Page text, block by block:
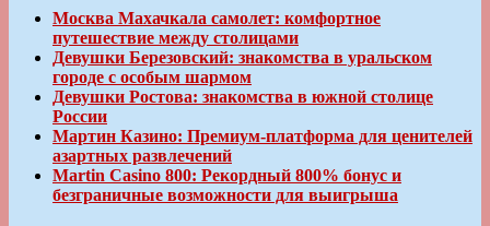
Москва Махачкала самолет: комфортное
путешествие между столицами
Девушки Березовский: знакомства в уральском
городе с особым шармом
Девушки Ростова: знакомства в южной столице
России
Мартин Казино: Премиум-платформа для ценителей
азартных развлечений
Martin Casino 800: Рекордный 800% бонус и
безграничные возможности для выигрыша